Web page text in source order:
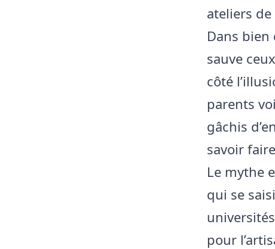
ateliers
Dans bien
sauve
côté
parents
gâchis
savoir
Le mythe
qui se
pour